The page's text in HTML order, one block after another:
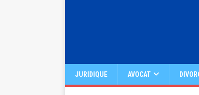
JURIDIQUE AVOCAT